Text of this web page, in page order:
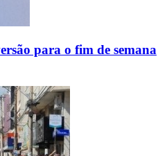
para o fim de semana